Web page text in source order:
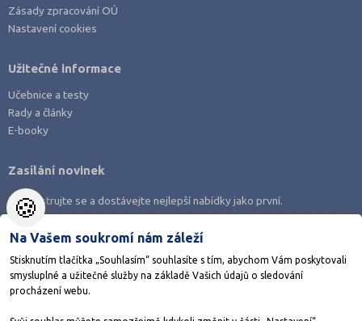
Zásady zpracování OÚ
Nastavení cookies
Stáhněte si aplikaci Adresář škol
Užitečné informace
Učebnice a testy
Rady a články
E-booky
Zasílání novinek
Zaregistrujte se a dostávejte nejlepší nabídky jako první.
🍪
Na Vašem soukromí nám záleží
Stisknutím tlačítka „Souhlasím“ souhlasíte s tím, abychom Vám poskytovali
smysluplné a užitečné služby na základě Vašich údajů o sledování
procházení webu.